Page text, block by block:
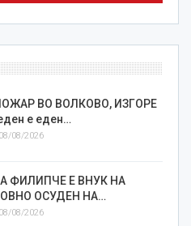
ВО ВОЛКОВО, ИЗГОРЕ
е еден…
08/08/2026
ФИЛИПЧЕ Е ВНУК НА
ОСУДЕН НА…
08/08/2026